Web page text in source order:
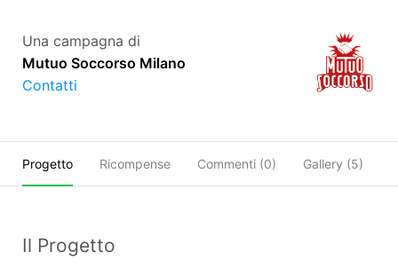
Una campagna di
Mutuo Soccorso Milano
Contatti
Progetto Ricompense Commenti (0) Gallery (5)
Il Progetto